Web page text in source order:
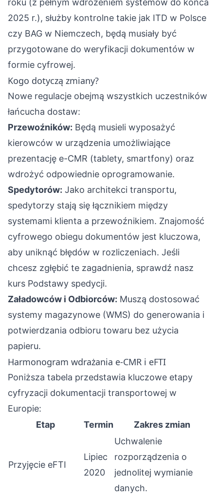
roku (z pełnym wdrożeniem systemów do końca
2025 r.), służby kontrolne takie jak ITD w Polsce
czy BAG w Niemczech, będą musiały być
przygotowane do weryfikacji dokumentów w
formie cyfrowej.
Kogo dotyczą zmiany?
Nowe regulacje obejmą wszystkich uczestników
łańcucha dostaw:
Przewoźników: Będą musieli wyposażyć
kierowców w urządzenia umożliwiające
prezentację e-CMR (tablety, smartfony) oraz
wdrożyć odpowiednie oprogramowanie.
Spedytorów: Jako architekci transportu,
spedytorzy stają się łącznikiem między
systemami klienta a przewoźnikiem. Znajomość
cyfrowego obiegu dokumentów jest kluczowa,
aby uniknąć błędów w rozliczeniach. Jeśli
chcesz zgłębić te zagadnienia, sprawdź nasz
kurs Podstawy spedycji.
Załadowców i Odbiorców: Muszą dostosować
systemy magazynowe (WMS) do generowania i
potwierdzania odbioru towaru bez użycia
papieru.
Harmonogram wdrażania e-CMR i eFTI
Poniższa tabela przedstawia kluczowe etapy
cyfryzacji dokumentacji transportowej w
Europie:
Etap
Termin Zakres zmian
Przyjęcie eFTI
Lipiec
2020
Uchwalenie
rozporządzenia o
jednolitej wymianie
danych.